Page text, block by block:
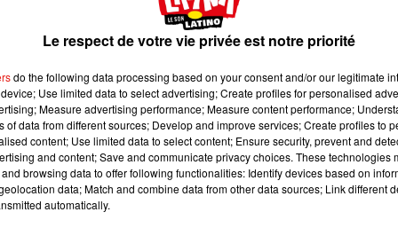
communal les samedis, dimanches et jours fériés
bel et bien l’arrêté municipal publié ce vendredi 6 décembre
de 850 habitants située dans la Loire.
un moyen de pointer du doigt la pénurie de médecins
comme le rapporte le quotidien Le Progrès, le dimanche
chercher un médecin afin de constater le décès d’un
Le respect de votre vie privée est notre priorité
do the following data processing based on your consent and/or our legitimate
Use limited data to select advertising; Create profiles for personalised
Measure advertising performance; Measure content performance;
of data from different sources; Develop and improve services; Create profiles to
content; Use limited data to select content; Ensure security, prevent and
and content; Save and communicate privacy choices. These technologies
browsing data to offer following functionalities: Identify devices based on
data; Match and combine data from other data sources; Link different
automatically.